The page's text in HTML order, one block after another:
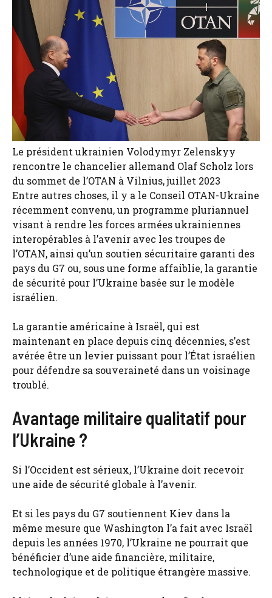
Le président ukrainien Volodymyr Zelenskyy
rencontre le chancelier allemand Olaf Scholz lors
du sommet de l’OTAN à Vilnius, juillet 2023
Entre autres choses, il y a le Conseil OTAN-Ukraine
récemment convenu, un programme pluriannuel
visant à rendre les forces armées ukrainiennes
interopérables à l’avenir avec les troupes de
l’OTAN, ainsi qu’un soutien sécuritaire garanti des
pays du G7 ou, sous une forme affaiblie, la garantie
de sécurité pour l’Ukraine basée sur le modèle
israélien.
La garantie américaine à Israël, qui est
maintenant en place depuis cinq décennies, s’est
avérée être un levier puissant pour l’État israélien
pour défendre sa souveraineté dans un voisinage
troublé.
Avantage militaire qualitatif pour
l’Ukraine ?
Si l’Occident est sérieux, l’Ukraine doit recevoir
une aide de sécurité globale à l’avenir.
Et si les pays du G7 soutiennent Kiev dans la
même mesure que Washington l’a fait avec Israël
depuis les années 1970, l’Ukraine ne pourrait que
bénéficier d’une aide financière, militaire,
technologique et de politique étrangère massive.